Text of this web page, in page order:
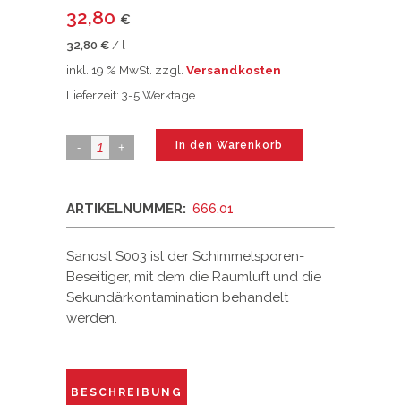
32,80 €
32,80 € / l
inkl. 19 % MwSt. zzgl. Versandkosten
Lieferzeit: 3-5 Werktage
In den Warenkorb
ARTIKELNUMMER: 666.01
Sanosil S003 ist der Schimmelsporen-
Beseitiger, mit dem die Raumluft und die
Sekundärkontamination behandelt
werden.
BESCHREIBUNG